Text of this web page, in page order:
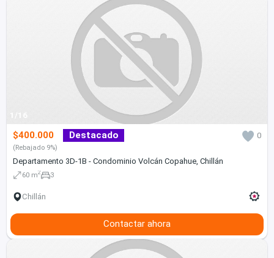
1/16
$400.000 Destacado 0
(Rebajado 9%)
Departamento 3D-1B - Condominio Volcán Copahue, Chillán
60 m2 3
Chillán
Contactar ahora